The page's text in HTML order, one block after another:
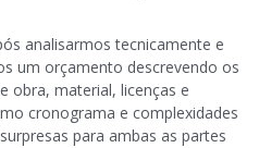
analisarmos tecnicamente e
um orçamento descrevendo os
obra, material, licenças e
cronograma e complexidades
para ambas as partes